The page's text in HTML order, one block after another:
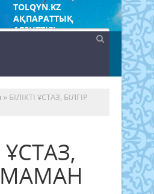
TOLQYN.KZ
АҚПАРАТТЫҚ
АГЕНТТІГІ
» БІЛІКТІ ҰСТАЗ, БІЛГІР
ҰСТАЗ,
МАМАН